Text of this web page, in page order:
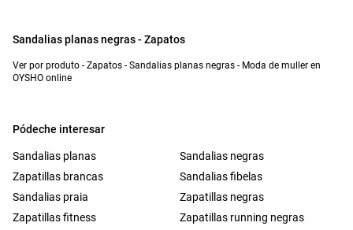
Sandalias planas negras - Zapatos
Ver por produto - Zapatos - Sandalias planas negras - Moda de muller en
OYSHO online
Pódeche interesar
Sandalias planas
Sandalias negras
Zapatillas brancas
Sandalias fibelas
Sandalias praia
Zapatillas negras
Zapatillas fitness
Zapatillas running negras